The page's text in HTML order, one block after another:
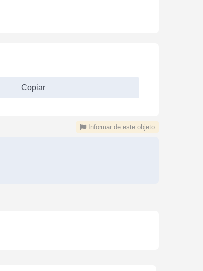
Copiar
Informar de este objeto